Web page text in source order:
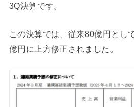
3Q決算です。
この決算では、従来80億円とし
億円に上方修正されました。